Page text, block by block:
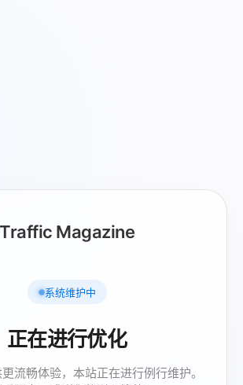
Traffic Magazine
系统维护中
正在进行优化
流畅体验，本站正在进行例行维护。